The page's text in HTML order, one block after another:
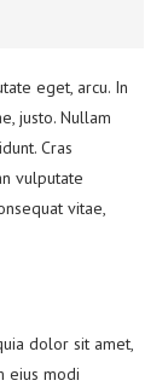
eget, arcu. In
justo. Nullam
Cras
vulputate
vitae,
dolor sit amet,
eius modi